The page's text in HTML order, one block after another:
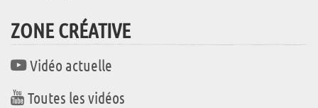
ZONE CRÉATIVE
Vidéo actuelle
Toutes les vidéos